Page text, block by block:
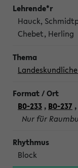
Hauck,
Chebet, Herling
B0-233 , B0-237 ,
Nur für
Block